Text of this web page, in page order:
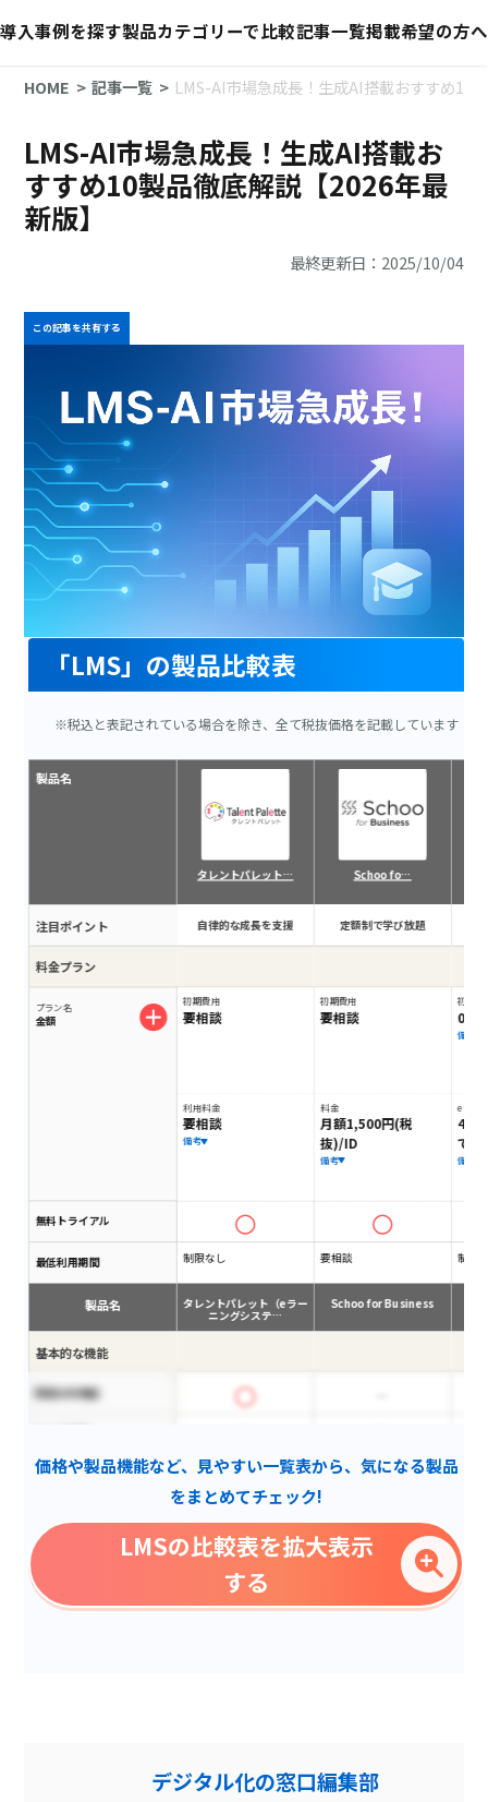
導入事例を探す製品カテゴリーで比較記事一覧掲載希望の方へ
HOME 記事一覧 LMS-AI市場急成長！生成AI搭載おすすめ10
LMS-AI市場急成長！生成AI搭載お
すすめ10製品徹底解説【2026年最
新版】
最終更新日：2025/10/04
この記事を共有する
「LMS」の製品比較表
※税込と表記されている場合を除き、全て税抜価格を記載しています
製品名
注目ポイント
料金プラン
プラン名
金額
無料トライアル
最低利用期間
製品名
基本的な機能
問題分析機能
掲示板機能
アンケート機能
タレントパレット…
自律的な成長を支援
初期費用
要相談
利用料金
要相談
備考
制限なし
タレントパレット（eラー
ニングシステ…
Schoo fo…
定額制で学び放題
初期費用
要相談
料金
月額1,500円(税
抜)/ID
備考
要相談
Schoo for Business
初期費
0円
備考
eラー
で
備考
制限
価格や製品機能など、見やすい一覧表から、気になる製品
をまとめてチェック!
LMSの比較表を拡大表示
する
デジタル化の窓口編集部